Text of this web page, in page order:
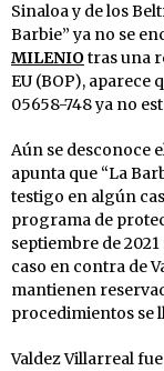
Sinaloa y de los
Barbie” ya no se
MILENIOtras una
EU (BOP), aparece
05658-748 ya no
Aún se desconoce
apunta que “La
testigo en algún
programa de
septiembre de
caso en contra de
mantienen
procedimientos se
Valdez Villarreal